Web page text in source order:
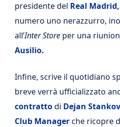
presidente del Real
numero uno nerazzurro,
all’Inter Store per una
Ausilio.
Infine, scrive il quotidiano
breve verrà ufficializzato
contrattodi Dejan
Club Managerche ricopre